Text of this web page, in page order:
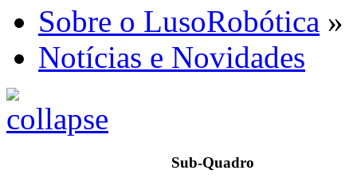
Sobre o LusoRobótica »
Notícias e Novidades
Sub-Quadro